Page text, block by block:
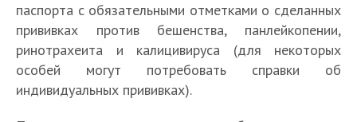
паспорта с обязательными отметками о сделанных
прививках против бешенства, панлейкопении,
ринотрахеита и калицивируса (для некоторых
особей могут потребовать справки об
индивидуальных прививках).